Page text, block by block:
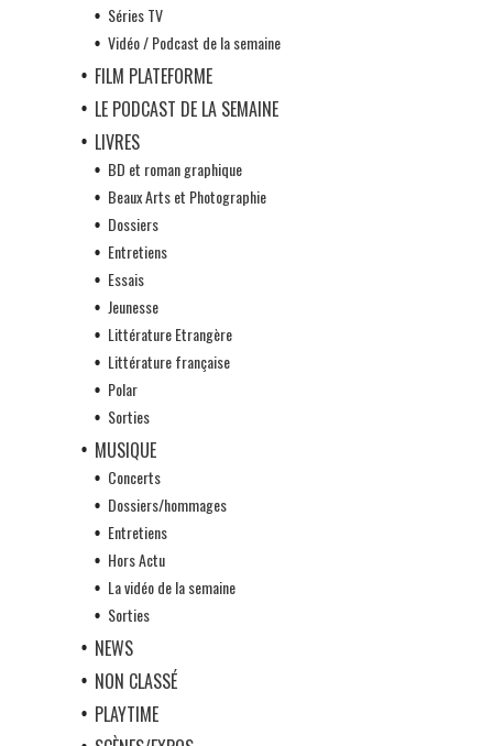
Séries TV
Vidéo / Podcast de la semaine
FILM PLATEFORME
LE PODCAST DE LA SEMAINE
LIVRES
BD et roman graphique
Beaux Arts et Photographie
Dossiers
Entretiens
Essais
Jeunesse
Littérature Etrangère
Littérature française
Polar
Sorties
MUSIQUE
Concerts
Dossiers/hommages
Entretiens
Hors Actu
La vidéo de la semaine
Sorties
NEWS
NON CLASSÉ
PLAYTIME